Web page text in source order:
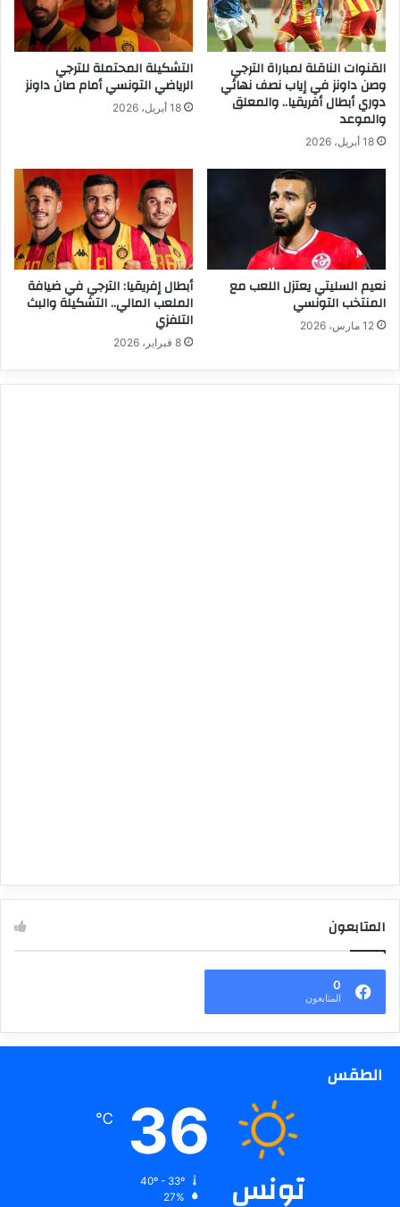
القنوات الناقلة لمباراة الترجي
وصن داونز في إياب نصف نهائي
دوري أبطال أفريقيا.. والمعلق
والموعد
18 أبريل، 2026
التشكيلة المحتملة للترجي
الرياضي التونسي أمام صان داونز
18 أبريل، 2026
نعيم السليتي يعتزل اللعب مع
المنتخب التونسي
12 مارس، 2026
أبطال إفريقيا: الترجي في ضيافة
الملعب المالي.. التشكيلة والبث
التلفزي
8 فبراير، 2026
المتابعون
0
المتابعون
الطقس
تونس
36
℃
27%